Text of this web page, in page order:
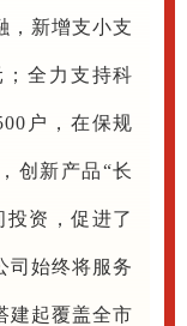
，新增支小支
全力支持科
户，在保规
创新产品“长
资，促进了
司始终将服务
建起覆盖全市